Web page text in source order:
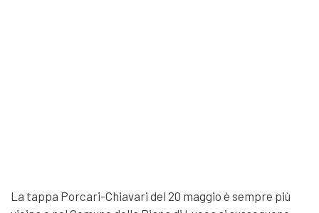
La tappa Porcari-Chiavari del 20 maggio è sempre più